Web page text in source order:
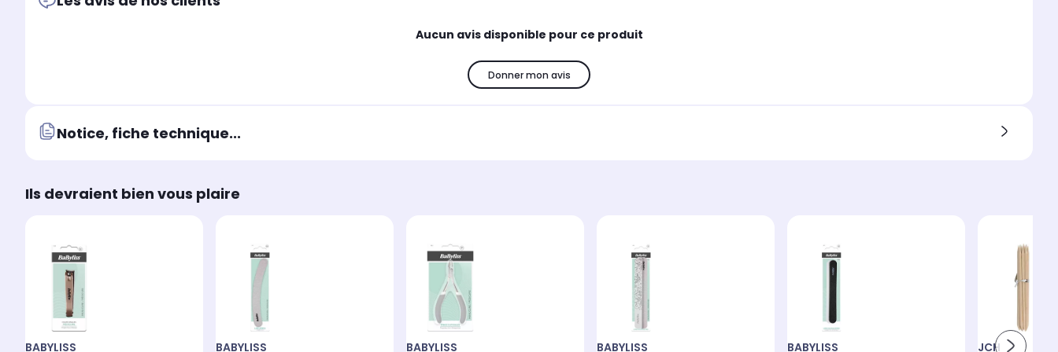
Aucun avis disponible pour ce produit
Donner mon avis
Notice, fiche technique...
Ils devraient bien vous plaire
BABYLISS BABYLISS BABYLISS BABYLISS BABYLISS JCH